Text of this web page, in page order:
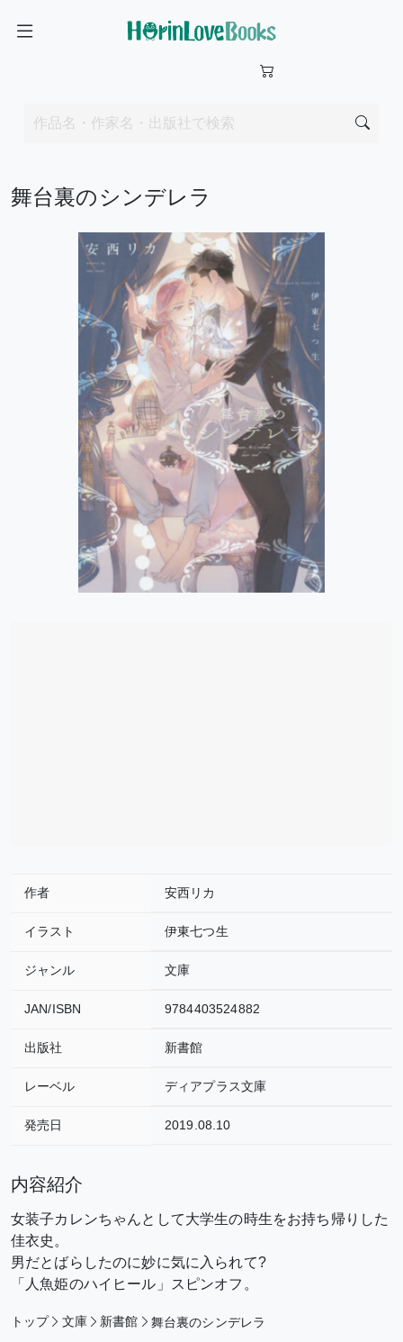
舞台裏のシンデレラ
作者 安西リカ
イラスト 伊東七つ生
ジャンル 文庫
JAN/ISBN 9784403524882
出版社 新書館
レーベル ディアプラス文庫
発売日 2019.08.10
内容紹介
女装子カレンちゃんとして大学生の時生をお持ち帰りした
佳衣史。
男だとばらしたのに妙に気に入られて?
「人魚姫のハイヒール」スピンオフ。
トップ 文庫 新書館 舞台裏のシンデレラ